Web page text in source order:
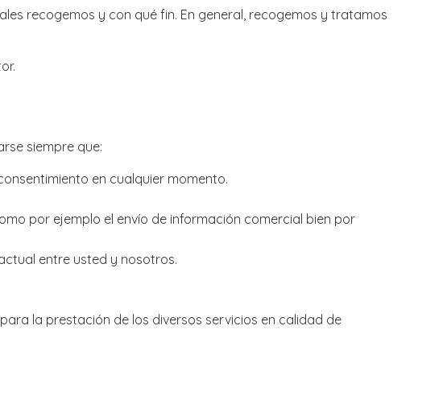
recogemos y con qué fin. En general, recogemos y tratamos
siempre que:
en cualquier momento.
por ejemplo el envío de información comercial bien por
entre usted y nosotros.
la prestación de los diversos servicios en calidad de